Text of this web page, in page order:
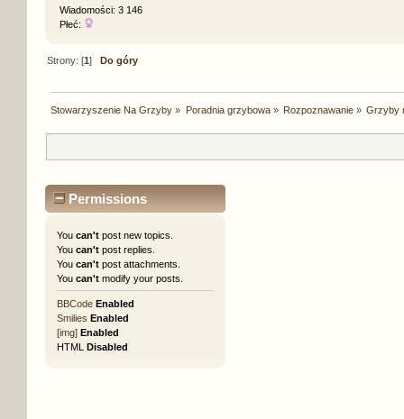
Wiadomości: 3 146
Płeć:
Strony: [1]Do góry
Stowarzyszenie Na Grzyby » Poradnia grzybowa» Rozpoznawanie» Grzyby
Permissions
You can'tpost new topics.
You can'tpost replies.
You can'tpost attachments.
You can'tmodify your posts.
BBCode Enabled
Smilies Enabled
[img] Enabled
HTML Disabled